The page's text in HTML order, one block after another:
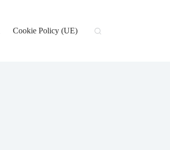
Cookie Policy (UE)